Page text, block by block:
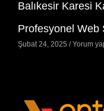
Balıkesir Karesi
Profesyonel Web
Şubat 24, 2025 Yorum